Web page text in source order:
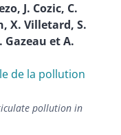
, J. Cozic, C.
, X. Villetard, S.
Gazeau etA.
de la pollution
pollution in